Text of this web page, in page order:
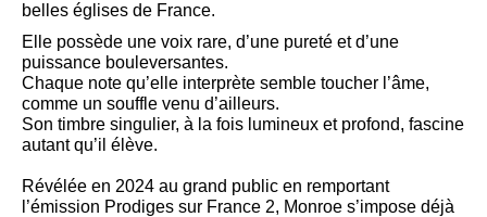
belles églises de France.
Elle possède une voix rare, d’une pureté et d’une
puissance bouleversantes.
Chaque note qu’elle interprète semble toucher l’âme,
comme un souffle venu d’ailleurs.
Son timbre singulier, à la fois lumineux et profond, fascine
autant qu’il élève.
Révélée en 2024 au grand public en remportant
l’émission Prodiges sur France 2, Monroe s’impose déjà